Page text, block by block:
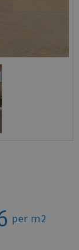
per m2